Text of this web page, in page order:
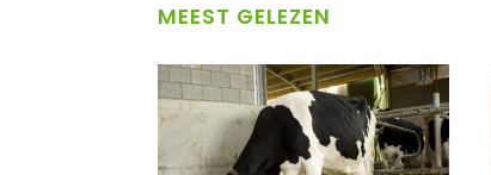
MEEST GELEZEN